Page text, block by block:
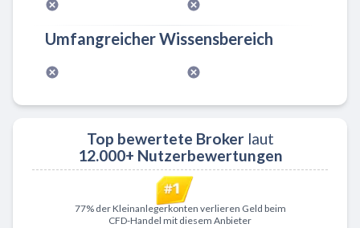
Umfangreicher Wissensbereich
Top bewertete Brokerlaut
12.000+ Nutzerbewertungen
Zu XTB
77% der Kleinanlegerkonten verlieren Geld beim
CFD-Handel mit diesem Anbieter